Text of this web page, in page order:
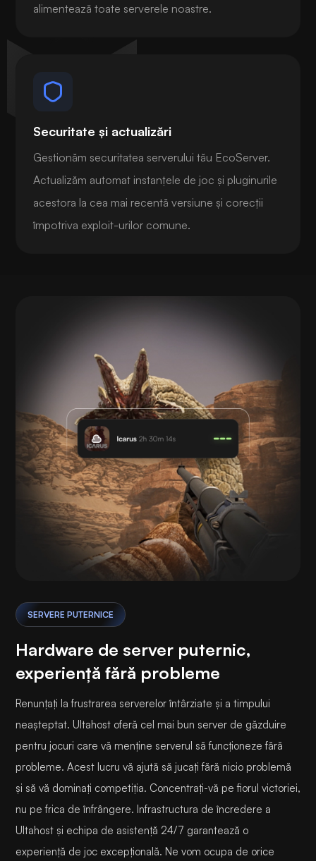
alimentează toate serverele noastre.
Securitate și actualizări
Gestionăm securitatea serverului tău EcoServer.
Actualizăm automat instanțele de joc și pluginurile
acestora la cea mai recentă versiune și corecții
împotriva exploit-urilor comune.
SERVERE PUTERNICE
Hardware de server puternic,
experiență fără probleme
Renunțați la frustrarea serverelor întârziate și a timpului
neașteptat. Ultahost oferă cel mai bun server de găzduire
pentru jocuri care vă menține serverul să funcționeze fără
probleme. Acest lucru vă ajută să jucați fără nicio problemă
și să vă dominați competiția. Concentrați-vă pe fiorul victoriei,
nu pe frica de înfrângere. Infrastructura de încredere a
Ultahost și echipa de asistență 24/7 garantează o
experiență de joc excepțională. Ne vom ocupa de orice